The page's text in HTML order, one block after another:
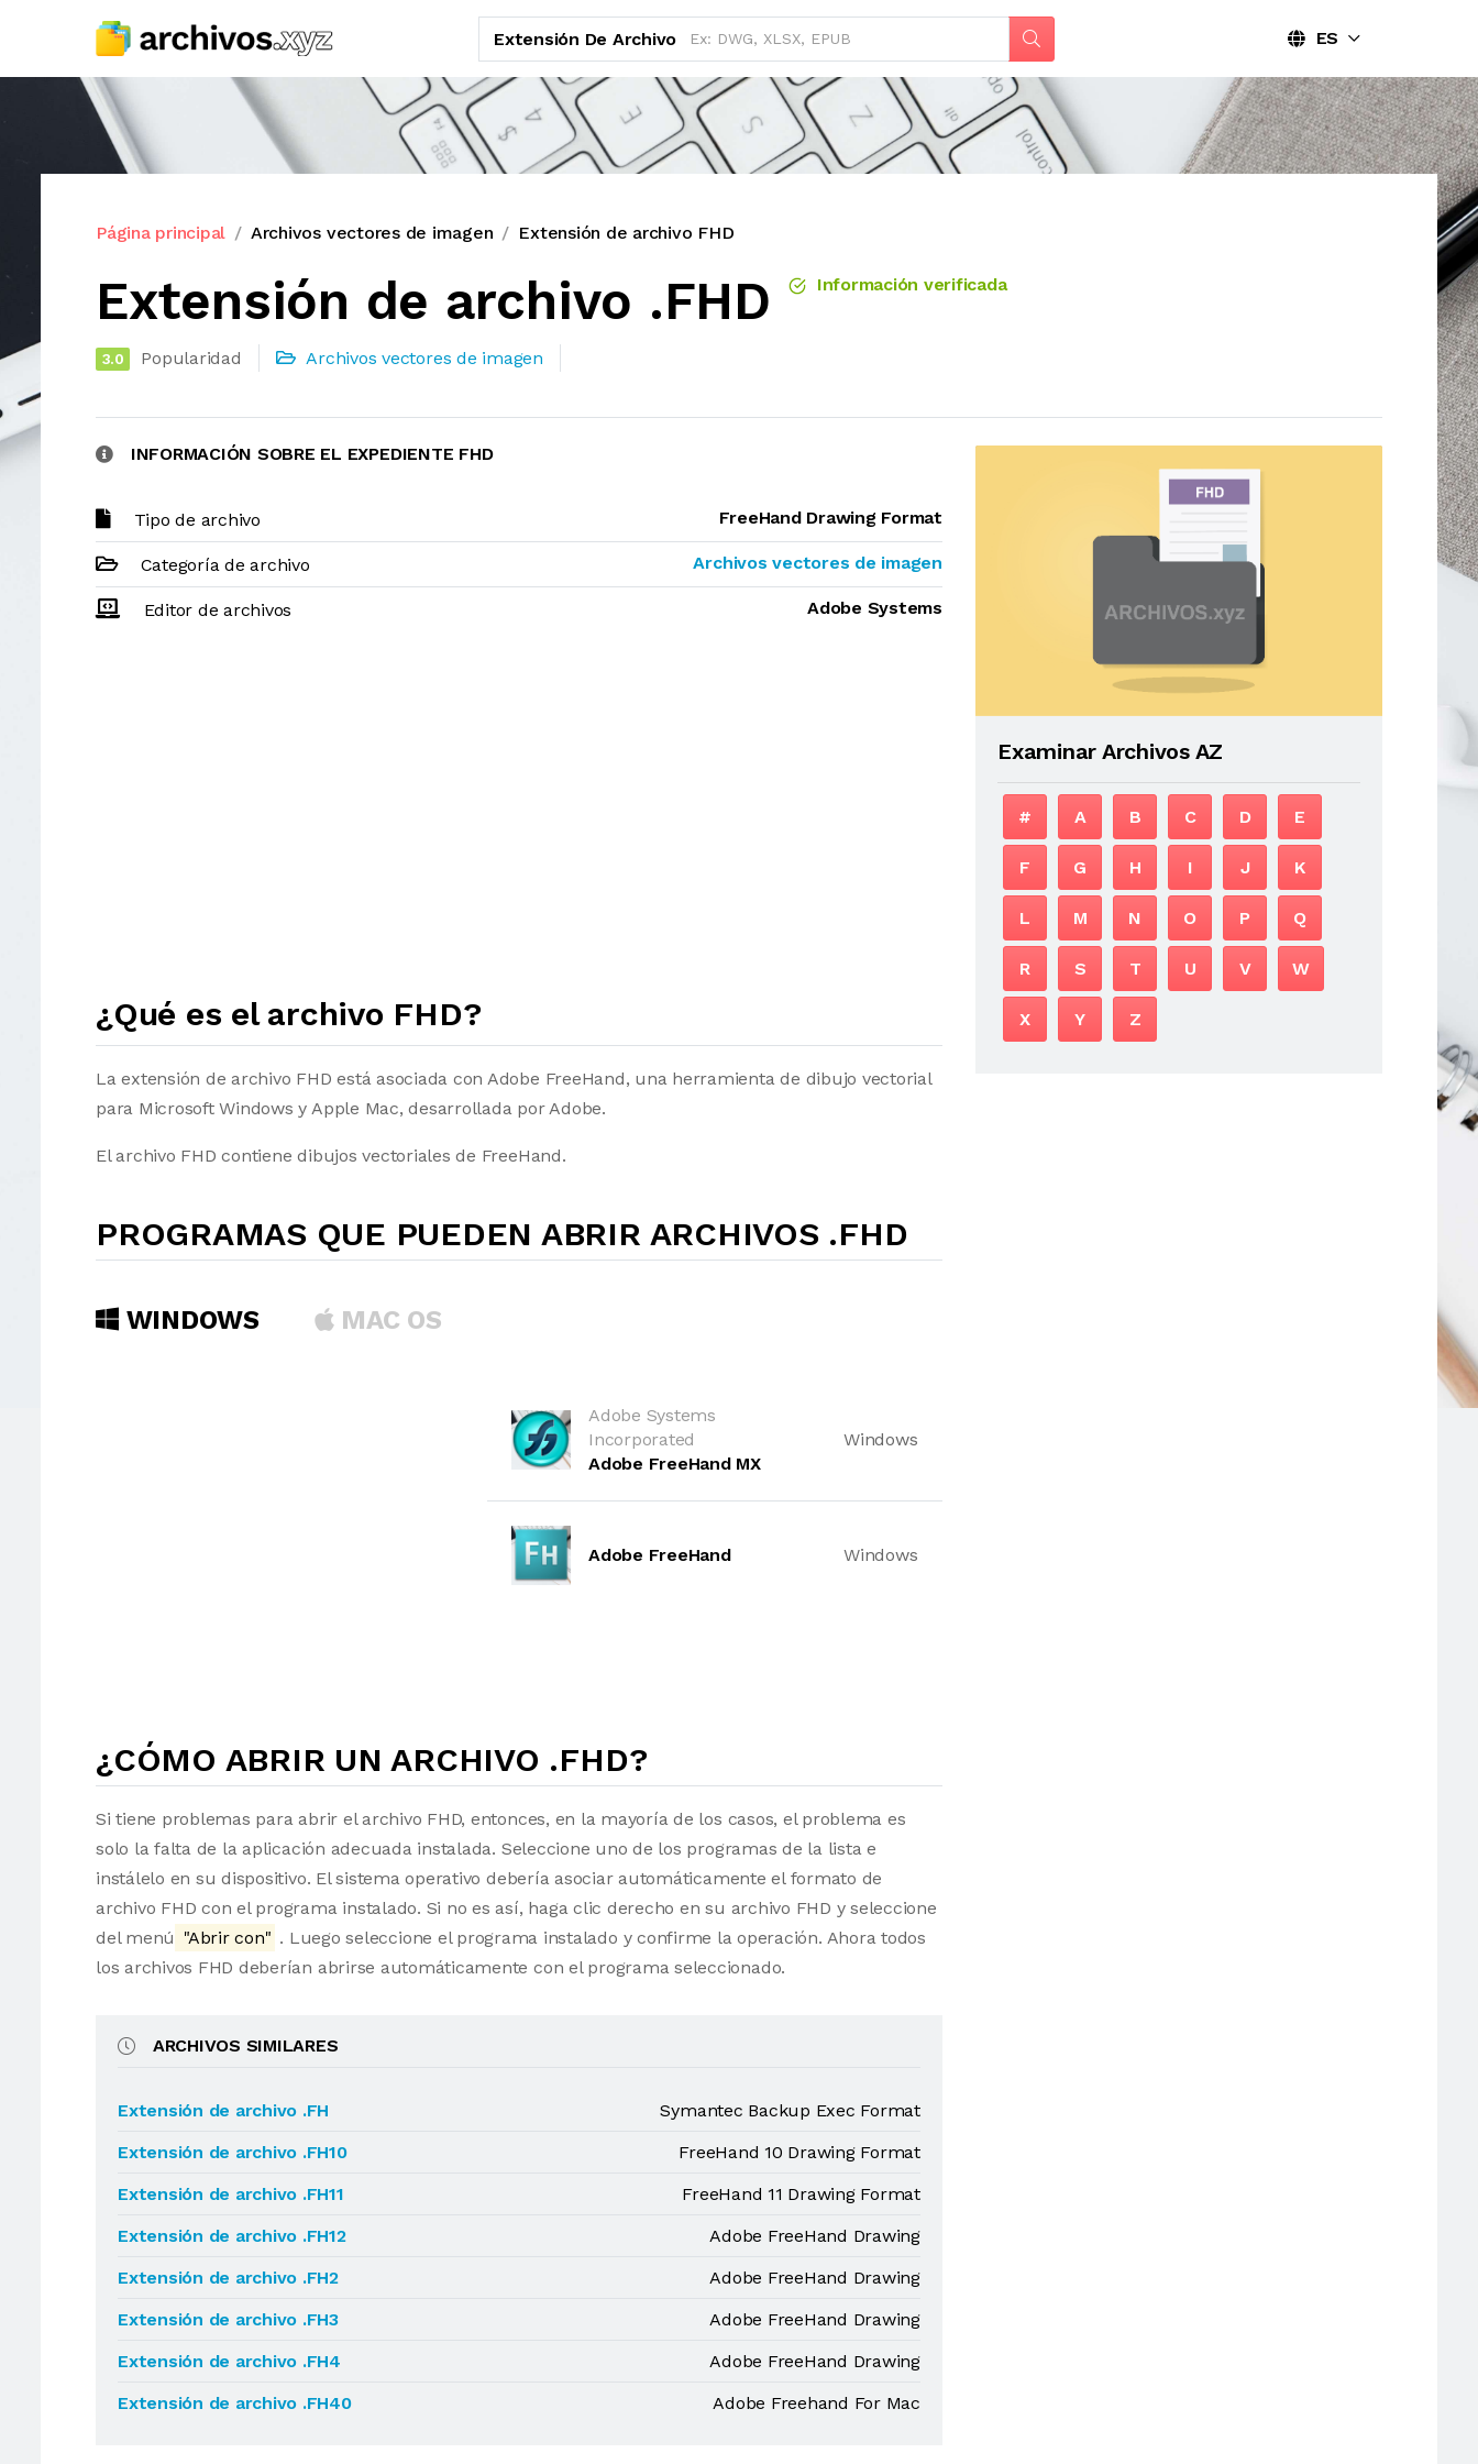
Extensión De Archivo ES
Página principal Archivos vectores de imagen Extensión de archivo FHD
Extensión de archivo .FHD Información verificada
3.0 Popularidad Archivos vectores de imagen
INFORMACIÓN SOBRE EL EXPEDIENTE FHD
Tipo de archivo FreeHand Drawing Format
Categoría de archivo Archivos vectores de imagen
Editor de archivos Adobe Systems
¿Qué es el archivo FHD?
La extensión de archivo FHD está asociada con Adobe FreeHand, una herramienta de dibujo vectorial
para Microsoft Windows y Apple Mac, desarrollada por Adobe.
El archivo FHD contiene dibujos vectoriales de FreeHand.
PROGRAMAS QUE PUEDEN ABRIR ARCHIVOS .FHD
WINDOWS MAC OS
Adobe Systems
Incorporated
Adobe FreeHand MX
Windows
Adobe FreeHand Windows
¿CÓMO ABRIR UN ARCHIVO .FHD?
Si tiene problemas para abrir el archivo FHD, entonces, en la mayoría de los casos, el problema es
solo la falta de la aplicación adecuada instalada. Seleccione uno de los programas de la lista e
instálelo en su dispositivo. El sistema operativo debería asociar automáticamente el formato de
archivo FHD con el programa instalado. Si no es así, haga clic derecho en su archivo FHD y seleccione
del menú "Abrir con" . Luego seleccione el programa instalado y confirme la operación. Ahora todos
los archivos FHD deberían abrirse automáticamente con el programa seleccionado.
ARCHIVOS SIMILARES
Extensión de archivo .FH
Symantec Backup Exec Format
Extensión de archivo .FH10
FreeHand 10 Drawing Format
Extensión de archivo .FH11
FreeHand 11 Drawing Format
Extensión de archivo .FH12
Adobe FreeHand Drawing
Extensión de archivo .FH2
Adobe FreeHand Drawing
Extensión de archivo .FH3
Adobe FreeHand Drawing
Extensión de archivo .FH4
Adobe FreeHand Drawing
Extensión de archivo .FH40
Adobe Freehand For Mac
Examinar Archivos AZ
# A B C D E
F G H I J K
L M N O P Q
R S T U V W
X Y Z